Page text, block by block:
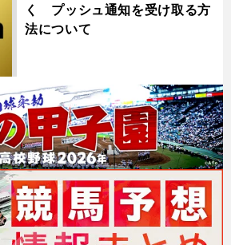
く プッシュ通知を受け取る方
法について